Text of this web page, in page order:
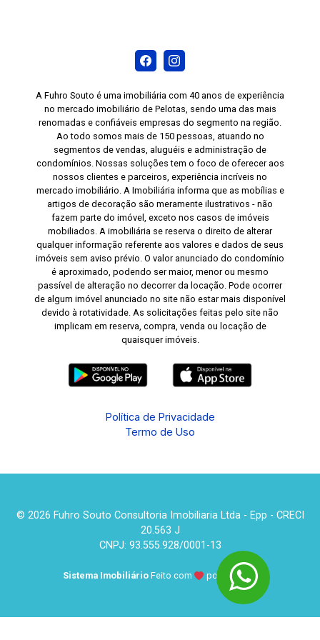
A Fuhro Souto é uma imobiliária com 40 anos de experiência
no mercado imobiliário de Pelotas, sendo uma das mais
renomadas e confiáveis empresas do segmento na região.
Ao todo somos mais de 150 pessoas, atuando no
segmentos de vendas, aluguéis e administração de
condomínios. Nossas soluções tem o foco de oferecer aos
nossos clientes e parceiros, experiência incríveis no
mercado imobiliário. A Imobiliária informa que as mobílias e
artigos de decoração são meramente ilustrativos - não
fazem parte do imóvel, exceto nos casos de imóveis
mobiliados. A imobiliária se reserva o direito de alterar
qualquer informação referente aos valores e dados de seus
imóveis sem aviso prévio. O valor anunciado do condomínio
é aproximado, podendo ser maior, menor ou mesmo
passível de alteração no decorrer da locação. Pode ocorrer
de algum imóvel anunciado no site não estar mais disponível
devido à rotatividade. As solicitações feitas pelo site não
implicam em reserva, compra, venda ou locação de
quaisquer imóveis.
Política de Privacidade
Termo de Uso
© 2026 Fuhro Souto Consultoria Imobiliaria Ltda - Epp - CRECI
20.563 J
CNPJ: 93.555.928/0001-13
Sistema Imobiliário Feito com por KUROLE